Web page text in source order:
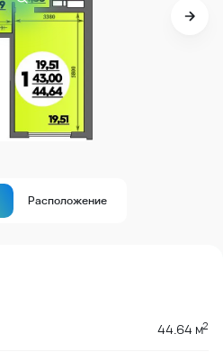
Расположение
44.64 м2